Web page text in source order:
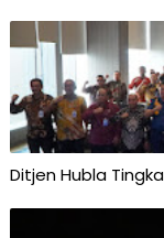
Ditjen Hubla